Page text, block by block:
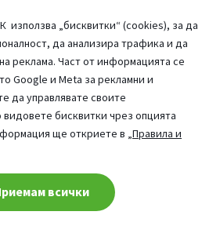
използва „бисквитки“ (cookies), за да
да анализира трафика и да
реклама. Част от информацията се
Google и Meta за рекламни и
да управлявате своите
бисквитки чрез опцията
ще откриете в „Правила и
всички
на имоти
за достъпност
Част от:
попитай AI асистента ни
Всички права запазени